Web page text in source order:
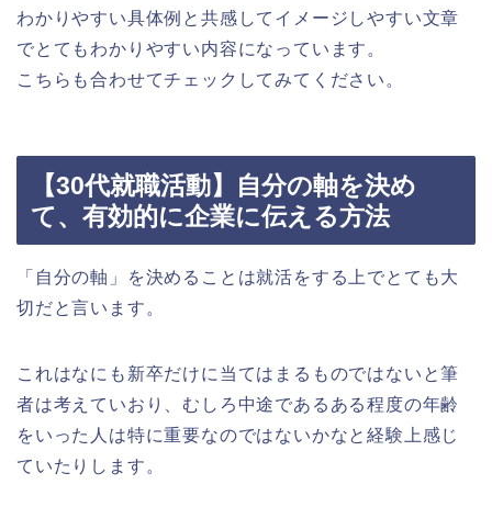
わかりやすい具体例と共感してイメージしやすい文章
でとてもわかりやすい内容になっています。
こちらも合わせてチェックしてみてください。
【30代就職活動】自分の軸を決め
て、有効的に企業に伝える方法
「自分の軸」を決めることは就活をする上でとても大
切だと言います。
これはなにも新卒だけに当てはまるものではないと筆
者は考えていおり、むしろ中途であるある程度の年齢
をいった人は特に重要なのではないかなと経験上感じ
ていたりします。